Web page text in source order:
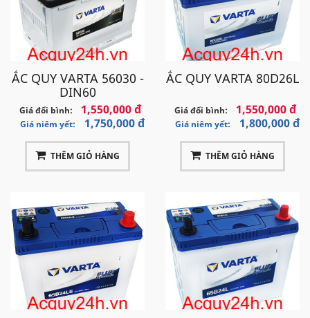
ẮC QUY VARTA 56030 -
DIN60
Giá đổi bình: 1,550,000 đ
Giá niêm yết: 1,750,000 đ
THÊM GIỎ HÀNG
ẮC QUY VARTA 80D26L
Giá đổi bình: 1,550,000 đ
Giá niêm yết: 1,800,000 đ
THÊM GIỎ HÀNG